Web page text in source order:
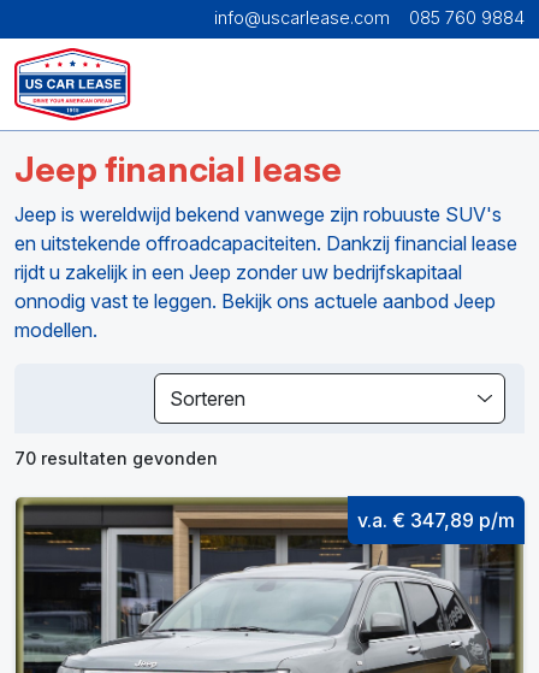
info@uscarlease.com 085 760 9884
Jeep financial lease
Jeep is wereldwijd bekend vanwege zijn robuuste SUV's
en uitstekende offroadcapaciteiten. Dankzij financial lease
rijdt u zakelijk in een Jeep zonder uw bedrijfskapitaal
onnodig vast te leggen. Bekijk ons actuele aanbod Jeep
modellen.
Sorteren
70 resultaten gevonden
v.a. € 347,89 p/m